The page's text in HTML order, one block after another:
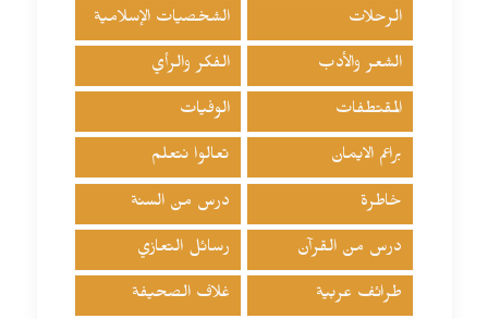
الرحلات الشخصيات الإسلامية
الشعر والأدب الفكر والرأي
المقتطفات الوفيات
براعم الايمان تعالوا نتعلم
خاطرة درس من السنة
درس من القرآن رسائل التعازي
طرائف عربية غلاف الصحيفة